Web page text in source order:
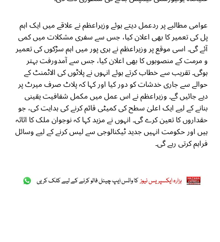
عوامی مطالبے پر ردعمل دیتے ہوئے وزیراعظم نے علاقے میں ایک اہم
پل کی تعمیر کا بھی اعلان کیا، جس سے سفری مشکلات میں کمی
آئے گی۔ اسی موقع پر وزیراعظم نے ہری پور میں اہم سڑکوں کی تعمیر
و مرمت کے منصوبوں کا بھی اعلان کیا، جس سے آمدورفت بہتر
ہوگی۔ تقریب سے خطاب کرتے ہوئے انہوں نے پلاٹوں کی الاٹمنٹ کے
حوالے سے جاری خدشات کو دور کیا اور کہا کہ پلاٹ صرف میرٹ پر
دیے جائیں گے۔ وزیراعظم نے اس عمل میں مکمل شفافیت یقینی
بنانے کے لیے ایک اعلیٰ سطح کی کمیٹی قائم کرنے کی ہدایت کی، جو
حقداروں کا تعین کرے گی۔ انہوں نے مزید کہا کہ نوجوان ملک کا اثاثہ
ہیں اور حکومت انہیں جدید ٹیکنالوجی سے لیس کرنے کے لیے وسائل
فراہم کرتی رہے گی۔